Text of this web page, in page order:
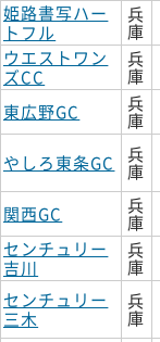
姫路書写ハー
トフル
兵
庫
ウエストワン
ズCC
兵
庫
東広野GC 兵
庫
やしろ東条GC 兵
庫
関西GC 兵
庫
センチュリー
吉川
兵
庫
センチュリー
三木
兵
庫